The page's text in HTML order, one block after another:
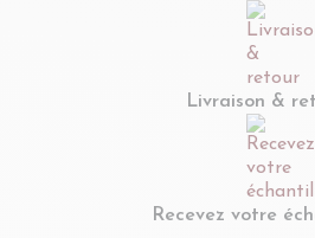
Livraison &
Recevez votre